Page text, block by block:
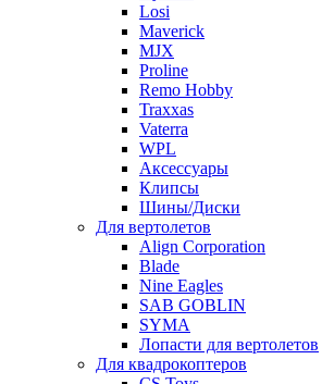
Losi
Maverick
MJX
Proline
Remo Hobby
Traxxas
Vaterra
WPL
Аксессуары
Клипсы
Шины/Диски
Для вертолетов
Align Corporation
Blade
Nine Eagles
SAB GOBLIN
SYMA
Лопасти для вертолетов
Для квадрокоптеров